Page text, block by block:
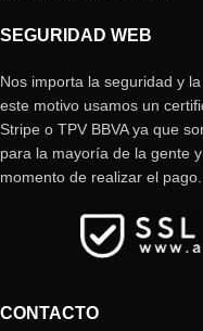
SEGURIDAD WEB
Nos importa la seguridad y
este motivo usamos un
Stripe o TPV BBVA ya que
para la mayoría de la gente
momento de realizar el pago.
CONTACTO